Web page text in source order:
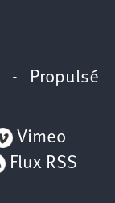
- Propulsé
Vimeo
Flux RSS